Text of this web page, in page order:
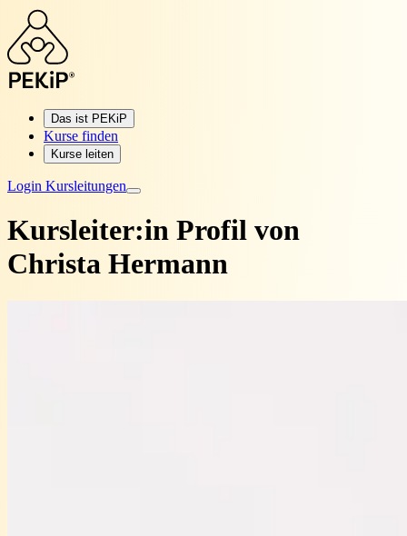
Das ist PEKiP
Kurse finden
Kurse leiten
Login Kursleitungen
Kursleiter:in Profil von
Christa Hermann